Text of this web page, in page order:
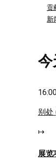
贡
新
今
别处
↦
展览